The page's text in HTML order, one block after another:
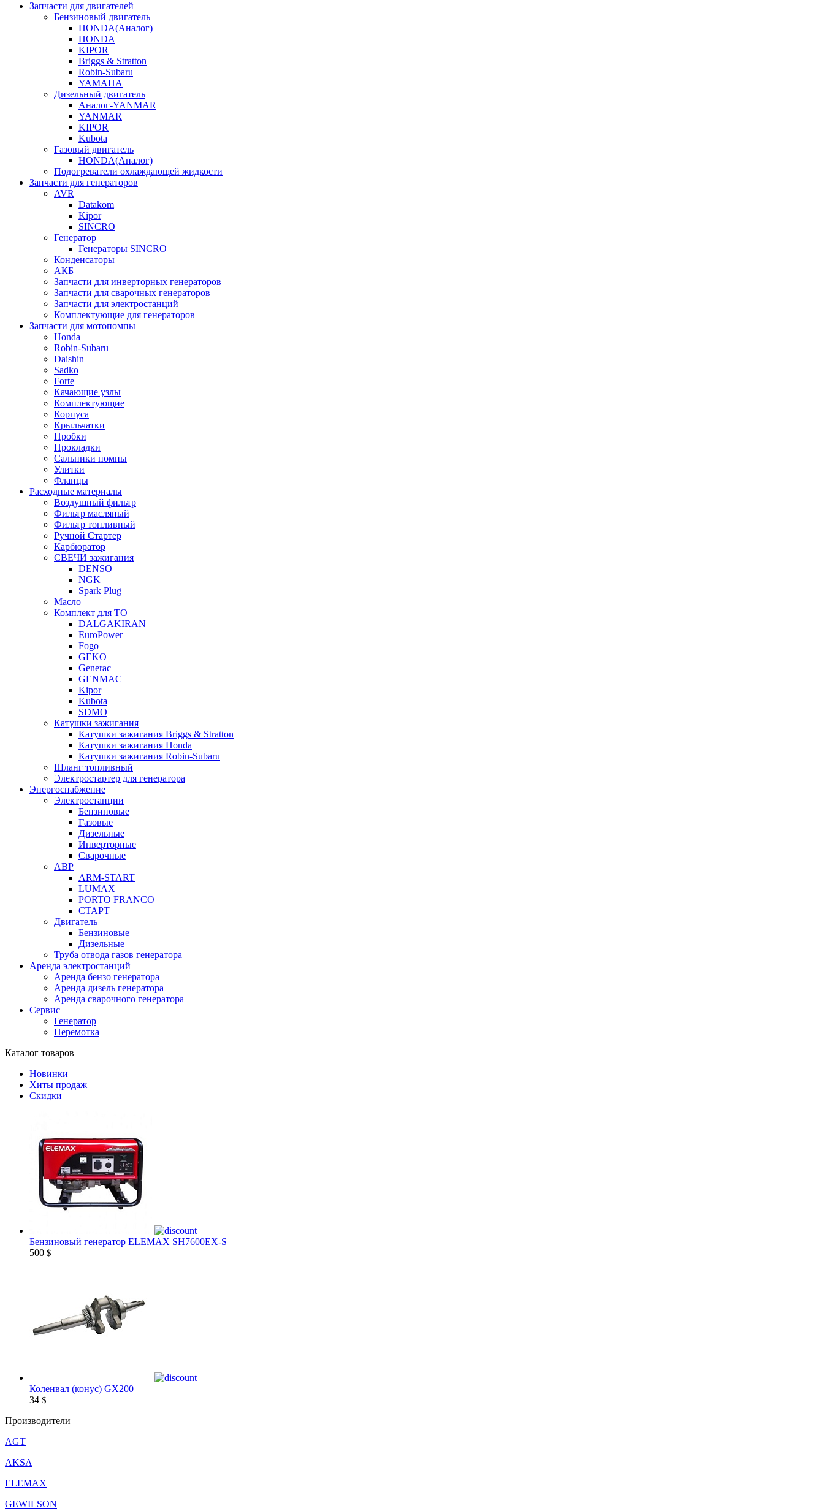
Запчасти для двигателей
Бензиновый двигатель
HONDA(Aналог)
HONDA
KIPOR
Briggs & Stratton
Robin-Subaru
YAMAHA
Дизельный двигатель
Аналог-YANMAR
YANMAR
KIPOR
Kubota
Газовый двигатель
HONDA(Aналог)
Подогреватели охлаждающей жидкости
Запчасти для генераторов
AVR
Datakom
Kipor
SINCRO
Генератор
Генераторы SINCRO
Конденсаторы
АКБ
Запчасти для инверторных генераторов
Запчасти для сварочных генераторов
Запчасти для электростанций
Комплектующие для генераторов
Запчасти для мотопомпы
Honda
Robin-Subaru
Daishin
Sadko
Forte
Качающие узлы
Комплектующие
Корпуса
Крыльчатки
Пробки
Прокладки
Сальники помпы
Улитки
Фланцы
Расходные материалы
Воздушный фильтр
Фильтр масляный
Фильтр топливный
Ручной Стартер
Карбюратор
СВЕЧИ зажигания
DENSO
NGK
Spark Plug
Масло
Комплект для ТО
DALGAKIRAN
EuroPower
Fogo
GEKO
Generac
GENMAC
Kipor
Kubota
SDMO
Катушки зажигания
Катушки зажигания Briggs & Stratton
Катушки зажигания Honda
Катушки зажигания Robin-Subaru
Шланг топливный
Электростартер для генератора
Энергоснабжение
Электростанции
Бензиновые
Газовые
Дизельные
Инверторные
Сварочные
АВР
ARM-START
LUMAX
PORTO FRANCO
СТАРТ
Двигатель
Бензиновые
Дизельные
Труба отвода газов генератора
Аренда электростанций
Аренда бензо генератора
Аренда дизель генератора
Аренда сварочного генератора
Сервис
Генератор
Перемотка
Каталог товаров
Новинки
Хиты продаж
Скидки
Бензиновый генератор ELEMAX SH7600EX-S
500 $
Коленвал (конус) GX200
34 $
Производители
AGT
AKSA
ELEMAX
GEWILSON